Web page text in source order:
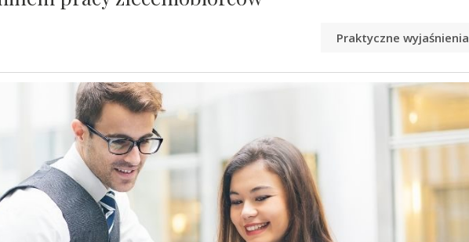
Praktyczne wyjaśnienia